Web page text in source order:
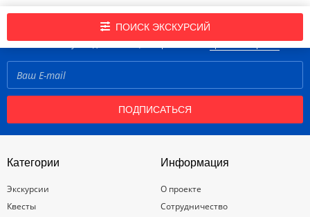
ПОИСК ЭКСКУРСИЙ
Подпишись на нашу рассылку новостей!
Нажимая кнопку «Подписаться», вы принимаетеправила портала
ПОДПИСАТЬСЯ
Категории
Экскурсии
Квесты
Информация
О проекте
Сотрудничество